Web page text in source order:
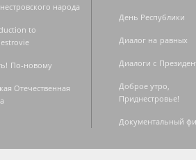
народа
to
По-новому
Отечественная
День Республики
Диалог на равных
Диалоги с
Доброе утро,
Приднестровье!
Документальный